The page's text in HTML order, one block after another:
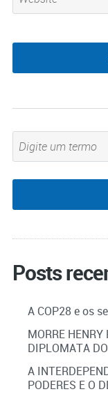
Posts
A COP28 e os
MORRE
DIPLOMATA
A
PODERES E O